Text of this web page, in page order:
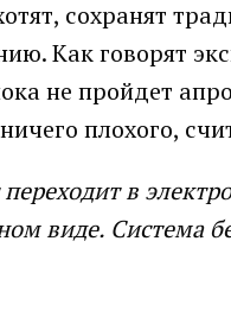
сохранят
Как говорят
не пройдет
плохого,
переходит в
виде. Система